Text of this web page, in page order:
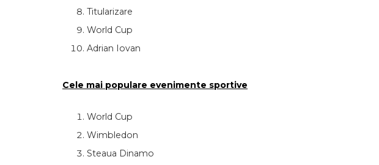
Titularizare
World Cup
Adrian Iovan
Cele mai populare evenimente sportive
World Cup
Wimbledon
Steaua Dinamo